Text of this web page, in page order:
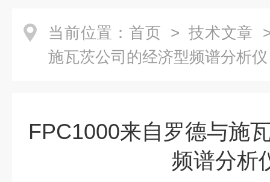
当前位置： 首页 > 技术文章
施瓦茨公司的经济型频谱分析仪
FPC1000来自罗德与施
频谱分析